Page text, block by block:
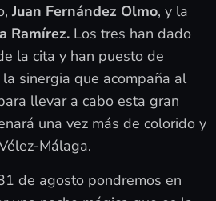
Juan Fernández Olmo, y la
Ramírez. Los tres han dado
la cita y han puesto de
sinergia que acompaña al
llevar a cabo esta gran
una vez más de colorido y
Málaga.
de agosto pondremos en